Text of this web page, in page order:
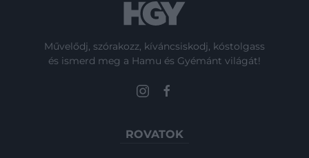
Művelődj, szórakozz, kíváncsiskodj, kóstolgass
és ismerd meg a Hamu és Gyémánt világát!
ROVATOK